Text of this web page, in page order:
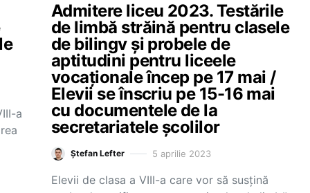
a
Admitere liceu 2023. Testările
de limbă străină pentru clasele
de bilingv și probele de
aptitudini pentru liceele
vocaționale încep pe 17 mai /
Elevii se înscriu pe 15-16 mai
cu documentele de la
secretariatele școlilor
Ștefan Lefter 5 aprilie 2023
Elevii de clasa a VIII-a care vor să susțină